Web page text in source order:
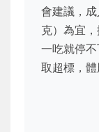
會建議，
克）為宜
一吃就停
取超標，體